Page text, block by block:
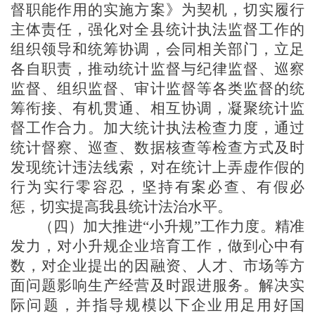
督职能作用的实施方案》为契机，切实履行
主体责任，强化对全县统计执法监督工作的
组织领导和统筹协调，会同相关部门，立足
各自职责，推动统计监督与纪律监督、巡察
监督、组织 监督、审计监督等各类监督的统
筹衔接、有机贯通、相互协调，凝聚统计监
督工作合力。加大统计执法检查力度，通过
统计督察、巡查、数据核查等检查方式及时
发现统计违法线索，对在统计上弄虚作假的
行为实行零容忍，坚持有案必查、有假必
惩，切实提高我县统计法治水平。
（四）加大推进“小升规”工作力度。精准
发力，对小升规企业培育工作，做到心中有
数，对企业提出的因融资、人才、市场等方
面问题影响生产经营及时跟进服务。解决实
际问题，并指导规模以下企业用足用好国